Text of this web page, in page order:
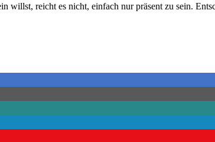
willst, reicht es nicht, einfach nur präsent zu sein.